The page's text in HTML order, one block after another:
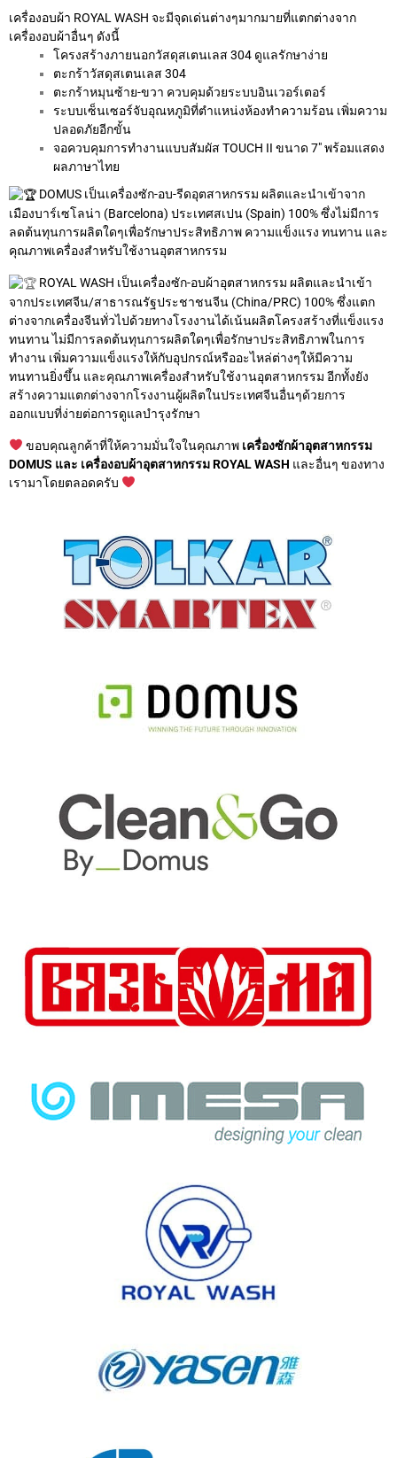
เครื่องอบผ้า ROYAL WASH จะมีจุดเด่นต่างๆมากมายที่แตกต่างจาก
เครื่องอบผ้าอื่นๆ ดังนี้
โครงสร้างภายนอกวัสดุสเตนเลส 304 ดูแลรักษาง่าย
ตะกร้าวัสดุสเตนเลส 304
ตะกร้าหมุนซ้าย-ขวา ควบคุมด้วยระบบอินเวอร์เตอร์
ระบบเซ็นเซอร์จับอุณหภูมิที่ตำแหน่งห้องทำความร้อน เพิ่มความ
ปลอดภัยอีกขั้น
จอควบคุมการทำงานแบบสัมผัส TOUCH II ขนาด 7″ พร้อมแสดง
ผลภาษาไทย
DOMUS เป็นเครื่องซัก-อบ-รีดอุตสาหกรรม ผลิตและนำเข้าจาก
เมืองบาร์เซโลน่า (Barcelona) ประเทศสเปน (Spain) 100% ซึ่งไม่มีการ
ลดต้นทุนการผลิตใดๆเพื่อรักษาประสิทธิภาพ ความแข็งแรง ทนทาน และ
คุณภาพเครื่องสำหรับใช้งานอุตสาหกรรม
ROYAL WASH เป็นเครื่องซัก-อบผ้าอุตสาหกรรม ผลิตและนำเข้า
จากประเทศจีน/สาธารณรัฐประชาชนจีน (China/PRC) 100% ซึ่งแตก
ต่างจากเครื่องจีนทั่วไปด้วยทางโรงงานได้เน้นผลิตโครงสร้างที่แข็งแรง
ทนทาน ไม่มีการลดต้นทุนการผลิตใดๆเพื่อรักษาประสิทธิภาพในการ
ทำงาน เพิ่มความแข็งแรงให้กับอุปกรณ์หรืออะไหล่ต่างๆให้มีความ
ทนทานยิ่งขึ้น และคุณภาพเครื่องสำหรับใช้งานอุตสาหกรรม อีกทั้งยัง
สร้างความแตกต่างจากโรงงานผู้ผลิตในประเทศจีนอื่นๆด้วยการ
ออกแบบที่ง่ายต่อการดูแลบำรุงรักษา
ขอบคุณลูกค้าที่ให้ความมั่นใจในคุณภาพ เครื่องซักผ้าอุตสาหกรรม
DOMUS และ เครื่องอบผ้าอุตสาหกรรม ROYAL WASH และอื่นๆ ของทาง
เรามาโดยตลอดครับ